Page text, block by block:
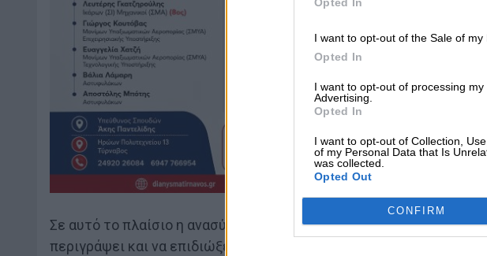
I want to opt-out of the Sale of my
Opted In
I want to opt-out of processing
Advertising.
Opted In
I want to opt-out of Collection,
of my Personal Data that Is
was collected.
Opted Out
CONFIRM
Σε αυτό το πλαίσιο η ανασύσταση της Κεντροαριστεράς σε ενιαίο
περιγράψει και να επιδιώξει το όραμα μιας σύγχρονης